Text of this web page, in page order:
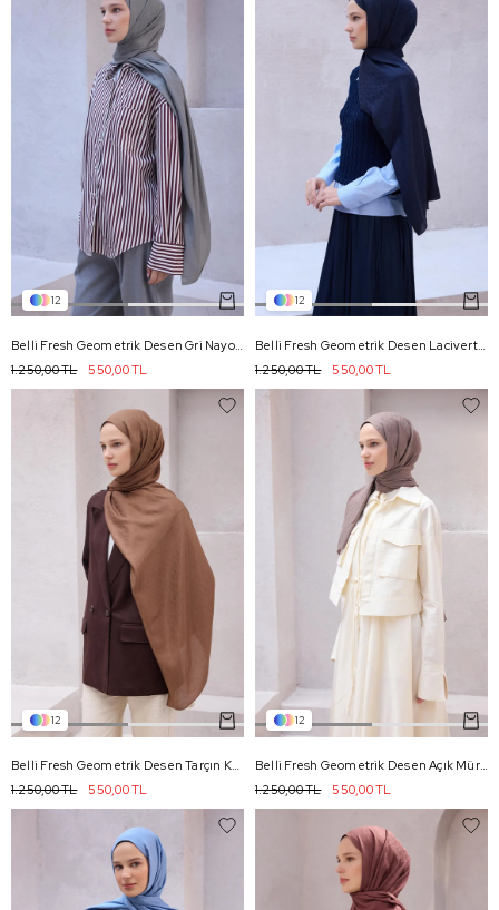
12
Belli Fresh Geometrik Desen Gri Nayora Şal 2 - 19
550,00 TL
1.250,00 TL
12
Belli Fresh Geometrik Desen Lacivert Nayora Şal 2 - 02
550,00 TL
1.250,00 TL
12
Belli Fresh Geometrik Desen Tarçın Kahve Nayora Şal 2 - 11
550,00 TL
1.250,00 TL
12
Belli Fresh Geometrik Desen Açık Mürdüm Nayora Şal 2 - 15
550,00 TL
1.250,00 TL